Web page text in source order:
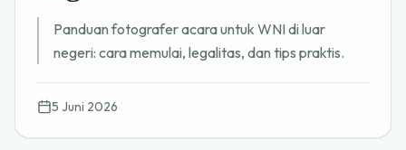
Panduan fotografer acara untuk WNI di luar
negeri: cara memulai, legalitas, dan tips praktis.
5 Juni 2026